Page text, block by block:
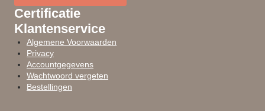
Certificatie
Klantenservice
Algemene Voorwaarden
Privacy
Accountgegevens
Wachtwoord vergeten
Bestellingen